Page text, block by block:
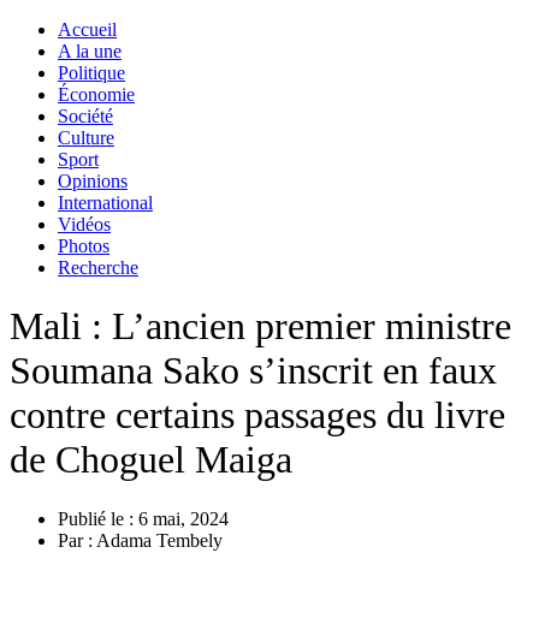
Accueil
A la une
Politique
Économie
Société
Culture
Sport
Opinions
International
Vidéos
Photos
Recherche
Mali : L’ancien premier ministre
Soumana Sako s’inscrit en faux
contre certains passages du livre
de Choguel Maiga
Publié le : 6 mai, 2024
Par : Adama Tembely